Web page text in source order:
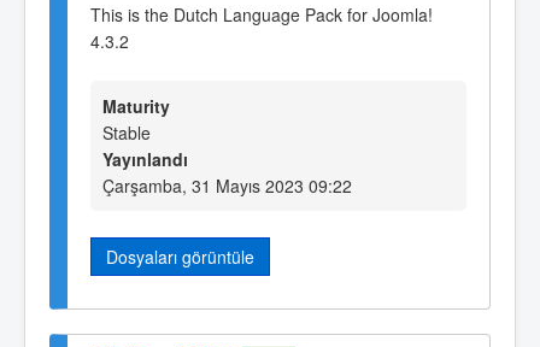
This is the Dutch Language Pack for Joomla!
4.3.2
Maturity
Stable
Yayınlandı
Çarşamba, 31 Mayıs 2023 09:22
Dosyaları görüntüle